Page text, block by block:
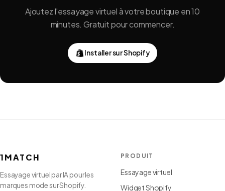
Ajoutez l'essayage virtuel à votre boutique en 10
minutes. Gratuit pour commencer.
Installer sur Shopify
1MATCH
Essayage virtuel par IA pour les
marques mode sur Shopify.
PRODUIT
Essayage virtuel
Widget Shopify